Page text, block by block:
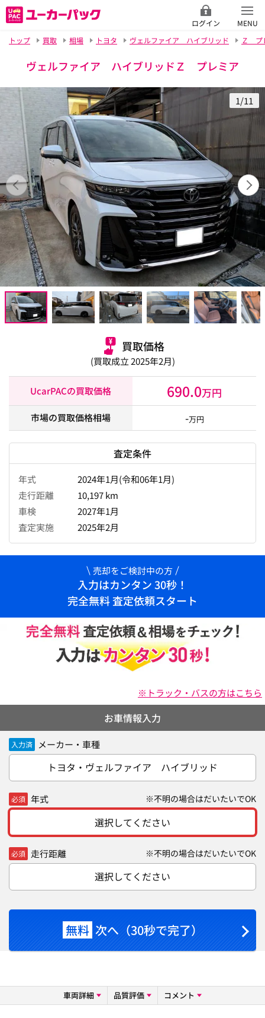
ログイン
MENU
トップ
買取 相場 トヨタ ヴェルファイア ハイブリッド Ｚ プ
ヴェルファイア ハイブリッドＺ プレミア
1/11
買取価格
(買取成立 2025年2月)
UcarPACの買取価格 690.0万円
市場の買取価格相場 -万円
査定条件
年式
2024年1月(令和06年1月)
走行距離
10,197 km
車検
2027年1月
査定実施
2025年2月
売却をご検討中の方
入力はカンタン 30秒！
完全無料 査定依頼スタート
※トラック・バスの方はこちら
お車情報入力
入力済 メーカー・車種
トヨタ・ヴェルファイア ハイブリッド
必須 年式 ※不明の場合はだいたいでOK
選択してください
必須 走行距離 ※不明の場合はだいたいでOK
選択してください
無料 次へ（30秒で完了）
車両詳細 品質評価 コメント